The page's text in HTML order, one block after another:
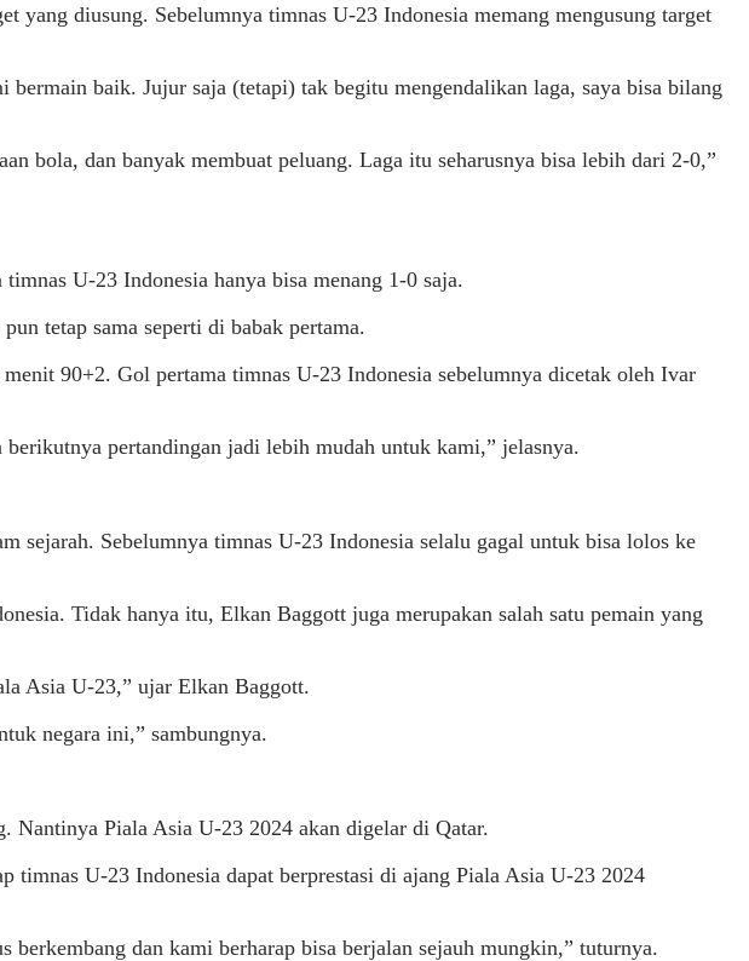
diusung. Sebelumnya timnas U-23 Indonesia memang mengusung target
baik. Jujur saja (tetapi) tak begitu mengendalikan laga, saya bisa bilang
bola, dan banyak membuat peluang. Laga itu seharusnya bisa lebih dari 2-0,”
U-23 Indonesia hanya bisa menang 1-0 saja.
tetap sama seperti di babak pertama.
90+2. Gol pertama timnas U-23 Indonesia sebelumnya dicetak oleh Ivar
pertandingan jadi lebih mudah untuk kami,” jelasnya.
sejarah. Sebelumnya timnas U-23 Indonesia selalu gagal untuk bisa lolos ke
Tidak hanya itu, Elkan Baggott juga merupakan salah satu pemain yang
Asia U-23,” ujar Elkan Baggott.
negara ini,” sambungnya.
Nantinya Piala Asia U-23 2024 akan digelar di Qatar.
timnas U-23 Indonesia dapat berprestasi di ajang Piala Asia U-23 2024
dan kami berharap bisa berjalan sejauh mungkin,” tuturnya.